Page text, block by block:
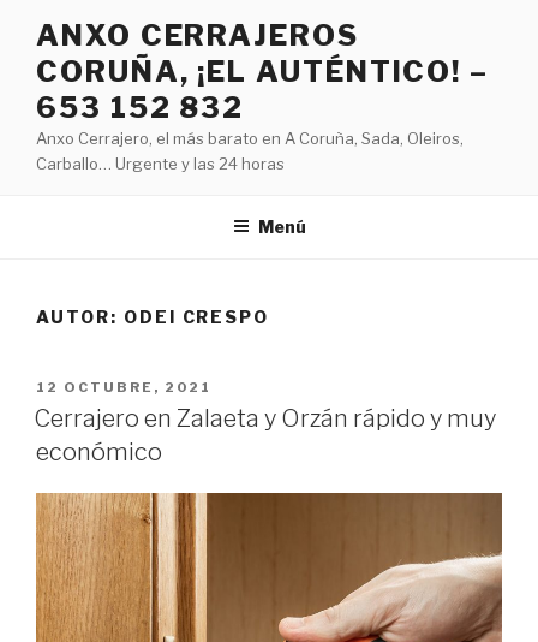
contenido
ANXO CERRAJEROS
CORUÑA, ¡EL AUTÉNTICO! –
653 152 832
Anxo Cerrajero, el más barato en A Coruña, Sada, Oleiros,
Carballo… Urgente y las 24 horas
Menú
AUTOR: ODEI CRESPO
PUBLICADO
EL
12 OCTUBRE, 2021
Cerrajero en Zalaeta y Orzán rápido y muy
económico